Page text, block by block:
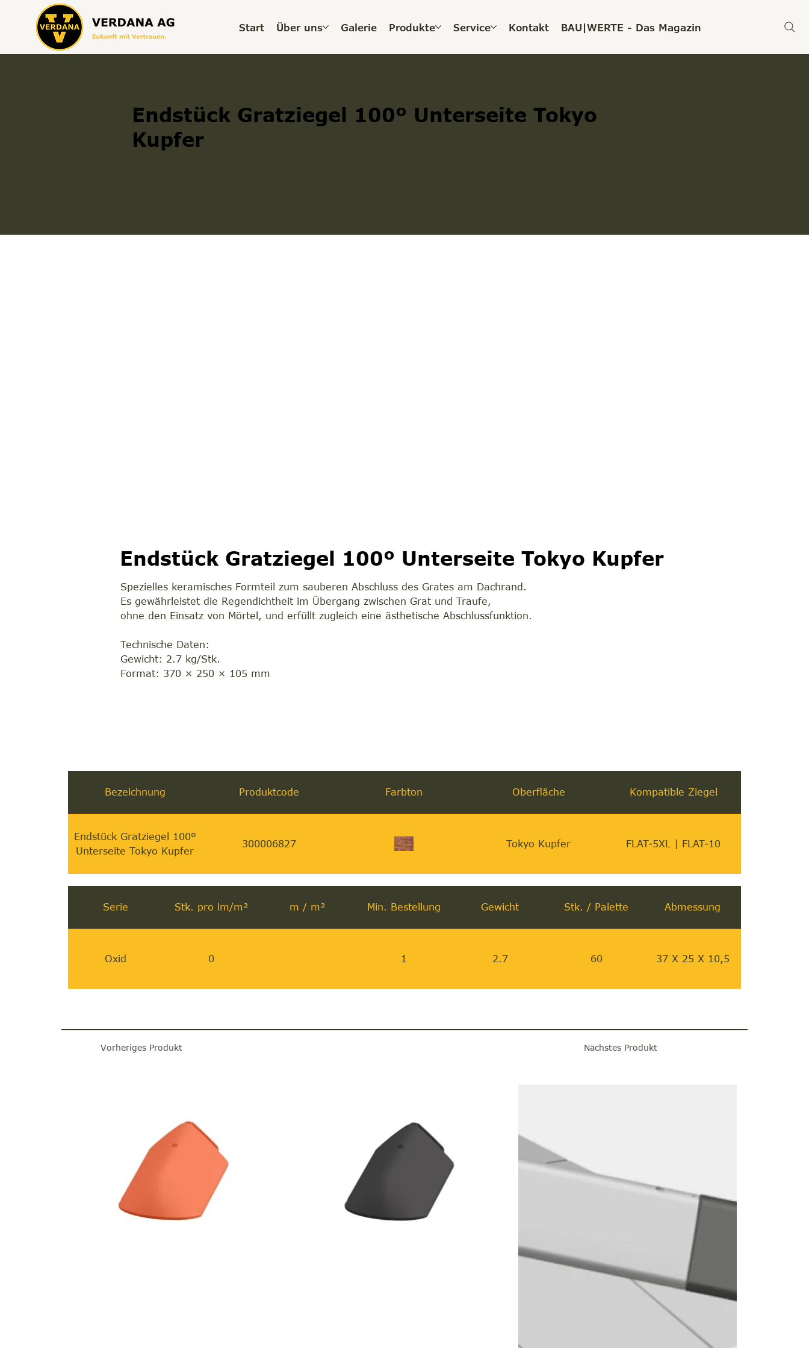
Start Über uns Galerie Produkte Service Kontakt BAU|WERTE - Das Magazin
Endstück Gratziegel 100º Unterseite Tokyo
Kupfer
Endstück Gratziegel 100º Unterseite Tokyo Kupfer
Spezielles keramisches Formteil zum sauberen Abschluss des Grates am Dachrand.
Es gewährleistet die Regendichtheit im Übergang zwischen Grat und Traufe,
ohne den Einsatz von Mörtel, und erfüllt zugleich eine ästhetische Abschlussfunktion.
Technische Daten:
Gewicht: 2.7 kg/Stk.
Format: 370 × 250 × 105 mm
Bezeichnung Produktcode Farbton Oberfläche Kompatible Ziegel
Endstück Gratziegel 100º
Unterseite Tokyo Kupfer
300006827 Tokyo Kupfer FLAT-5XL | FLAT-10
Serie Stk. pro lm/m² m / m² Min. Bestellung Gewicht Stk. / Palette Abmessung
Oxid 0 1 2.7 60 37 X 25 X 10,5
Vorheriges Produkt Nächstes Produkt